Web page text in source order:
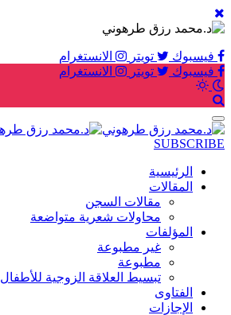
فيسبوك تويتر
الانستغرام
فيسبوك
تويتر الانستغرام
SUBSCRIBE
الرئيسية
المقالات
مقالات السجن
محاولات شعرية متواضعة
المؤلفات
غير مطبوعة
مطبوعة
تبسيط العلاقة الزوجية للأطفال
الفتاوى
الإجازات